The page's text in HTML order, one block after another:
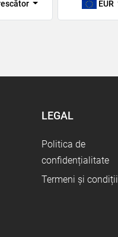
EUR
LEGAL
Politica de
confidențialitate
Termeni și condiții